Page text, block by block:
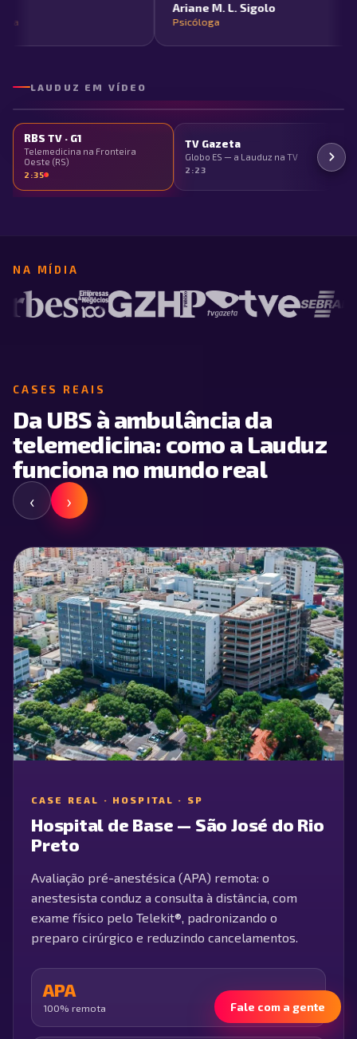
Ariane M. L. Sigolo
LAUDUZ EM VÍDEO
Vídeo em
destaque
· G1
Oeste (RS)
2:35
RBS TV · G1
Telemedicina na Fronteira
Oeste (RS)
2:35
TV Gazeta
Globo ES — a Lauduz na TV
2:23
NA MÍDIA
CASES REAIS
Da UBS à ambulância da
telemedicina: como a Lauduz
funciona no mundo real
‹ ›
CASE REAL · HOSPITAL · SP
Hospital de Base — São José do Rio
Preto
Avaliação pré-anestésica (APA) remota: o
anestesista conduz a consulta à distância, com
exame físico pelo Telekit®, padronizando o
preparo cirúrgico e reduzindo cancelamentos.
APA
100% remota Fale com a gente